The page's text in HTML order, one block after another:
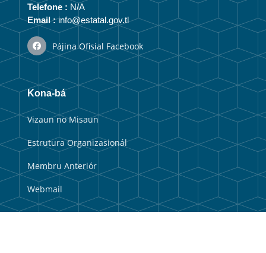
Telefone : N/A
Email :info@estatal.gov.tl
Pájina Ofisial Facebook
Kona-bá
Vizaun no Misaun
Estrutura Organizasionál
Membru Anteriór
Webmail